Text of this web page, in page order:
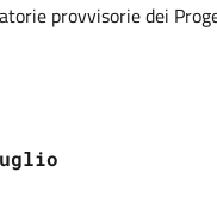
provvisorie dei